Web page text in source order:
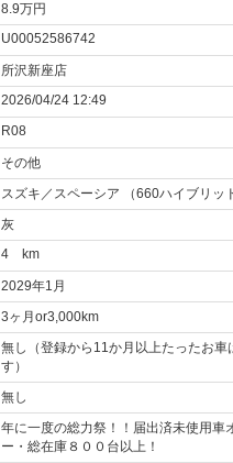
8.9万円
U00052586742
所沢新座店
2026/04/24 12:49
R08
その他
スズキ／スペーシア （660ハイブリッ
灰
4 km
2029年1月
3ヶ月or3,000km
無し（登録から11か月以上たったお車
す）
無し
年に一度の総力祭！！届出済未使用車
ー・総在庫８００台以上！